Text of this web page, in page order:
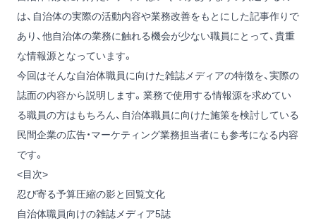
は、自治体の実際の活動内容や業務改善をもとにした記事作りで
あり、他自治体の業務に触れる機会が少ない職員にとって、貴重
な情報源となっています。
今回はそんな自治体職員に向けた雑誌メディアの特徴を、実際の
誌面の内容から説明します。業務で使用する情報源を求めてい
る職員の方はもちろん、自治体職員に向けた施策を検討している
民間企業の広告・マーケティング業務担当者にも参考になる内容
です。
<目次>
忍び寄る予算圧縮の影と回覧文化
自治体職員向けの雑誌メディア5誌